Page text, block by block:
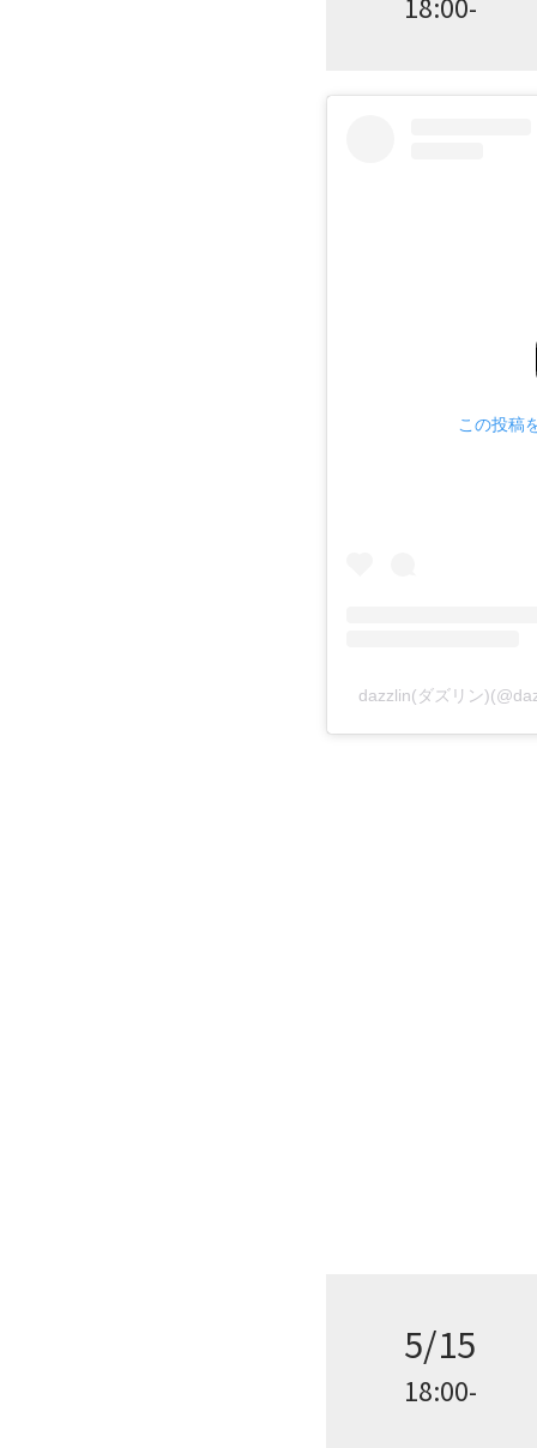
この投稿
dazzlin(ダズリン
5/15
18:00-